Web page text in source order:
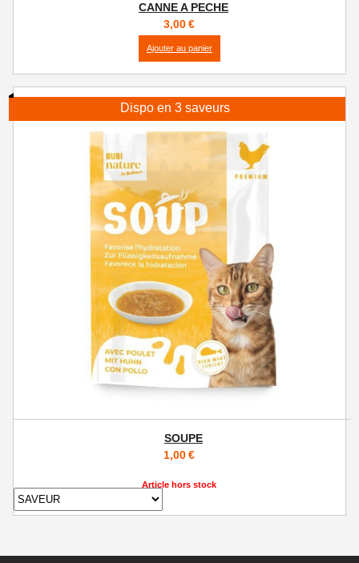
CANNE A PECHE
3,00€
Ajouter au panier
SOUPE
1,00€
Article hors stock
Dispo en 3 saveurs